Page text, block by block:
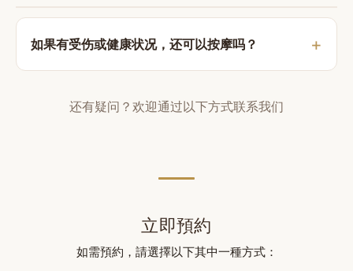
如果有受伤或健康状况，还可以按摩吗？
还有疑问？欢迎通过以下方式联系我们
立即預約
如需預約，請選擇以下其中一種方式：